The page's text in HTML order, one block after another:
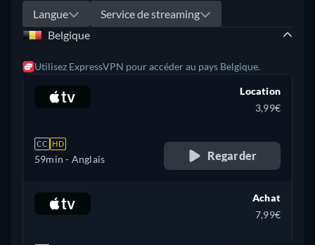
Langue
Service de streaming
Belgique
Utilisez ExpressVPN pour accéder au pays Belgique.
CC HD
59min - Anglais
Location
3,99€
Regarder
Achat
7,99€